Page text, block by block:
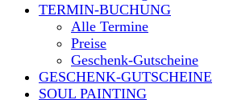
TERMIN-BUCHUNG
Alle Termine
Preise
Geschenk-Gutscheine
GESCHENK-GUTSCHEINE
SOUL PAINTING